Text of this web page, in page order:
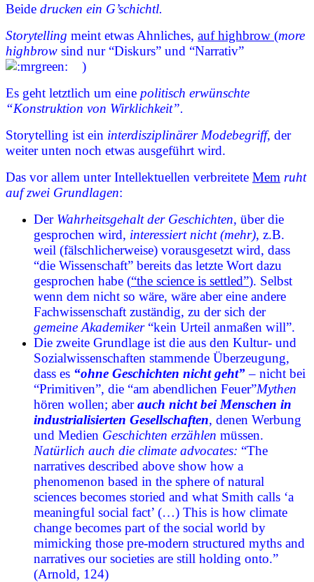
Beide drucken ein G’schichtl.
Storytelling meint etwas Ahnliches, auf highbrow (more
highbrow sind nur “Diskurs” und “Narrativ”
)
Es geht letztlich um eine politisch erwünschte
“Konstruktion von Wirklichkeit”.
Storytelling ist ein interdisziplinärer Modebegriff, der
weiter unten noch etwas ausgeführt wird.
Das vor allem unter Intellektuellen verbreitete Mem ruht
auf zwei Grundlagen:
Der Wahrheitsgehalt der Geschichten, über die
gesprochen wird, interessiert nicht (mehr), z.B.
weil (fälschlicherweise) vorausgesetzt wird, dass
“die Wissenschaft” bereits das letzte Wort dazu
gesprochen habe (“the science is settled”). Selbst
wenn dem nicht so wäre, wäre aber eine andere
Fachwissenschaft zuständig, zu der sich der
gemeine Akademiker“kein Urteil anmaßen will”.
Die zweite Grundlage ist die aus den Kultur- und
Sozialwissenschaften stammende Überzeugung,
dass es “ohne Geschichten nicht geht”– nicht bei
“Primitiven”, die “am abendlichen Feuer”Mythen
hören wollen; aberauch nicht bei Menschen in
industrialisierten Gesellschaften, denen Werbung
und Medien Geschichten erzählen müssen.
Natürlich auch die climate advocates: “The
narratives described above show how a
phenomenon based in the sphere of natural
sciences becomes storied and what Smith calls ‘a
meaningful social fact’ (…) This is how climate
change becomes part of the social world by
mimicking those pre-modern structured myths and
narratives our societies are still holding onto.”
(Arnold, 124)